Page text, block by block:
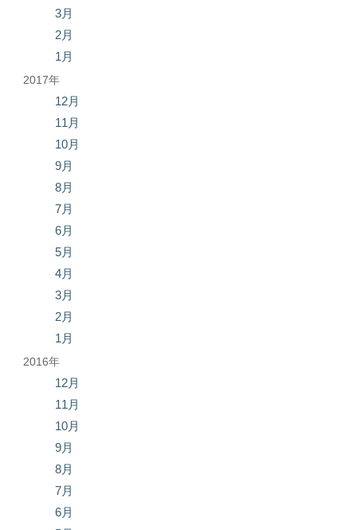
3月
2月
1月
2017年
12月
11月
10月
9月
8月
7月
6月
5月
4月
3月
2月
1月
2016年
12月
11月
10月
9月
8月
7月
6月